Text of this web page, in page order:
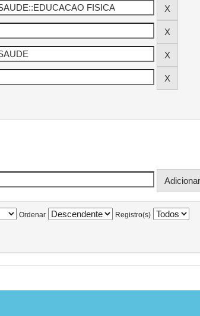
Ordenar Registro(s)